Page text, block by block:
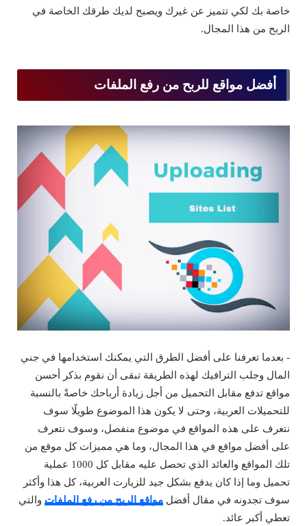
خاصة بك لكي تتميز عن غيرك ويصبح لديك طرقك الخاصة في
الربح من هذا المجال.
أفضل مواقع للربح من رفع الملفات
- بعدما تعرفنا على أفضل الطرق التي يمكنك استخدامها في جني
المال وجلب الترافيك لهذه الطريقة تبقى أن نقوم بذكر أحسن
مواقع تدفع مقابل التحميل من أجل زيادة أرباحك خاصةً بالنسبة
للتحميلات العربية، وحتى لا يكون هذا الموضوع طويلًا سوف
نتعرف على هذه المواقع في موضوع منفصل، وسوف نتعرف
على أفضل مواقع في هذا المجال، وما هي مميزات كل موقع من
تلك المواقع والعائد الذي تحصل عليه مقابل كل 1000 عملية
تحميل وما إذا كان يدفع بشكل جيد للزيارت العربية، كل هذا وأكثر
سوف تجدونه في مقال أفضل مواقع الربح من رفع الملفات والتي
تعطي أكبر عائد.